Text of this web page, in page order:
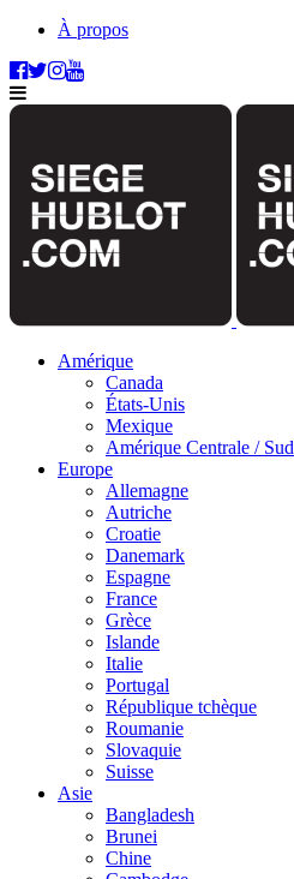
À propos
Amérique
Canada
États-Unis
Mexique
Amérique Centrale / Sud
Europe
Allemagne
Autriche
Croatie
Danemark
Espagne
France
Grèce
Islande
Italie
Portugal
République tchèque
Roumanie
Slovaquie
Suisse
Asie
Bangladesh
Brunei
Chine